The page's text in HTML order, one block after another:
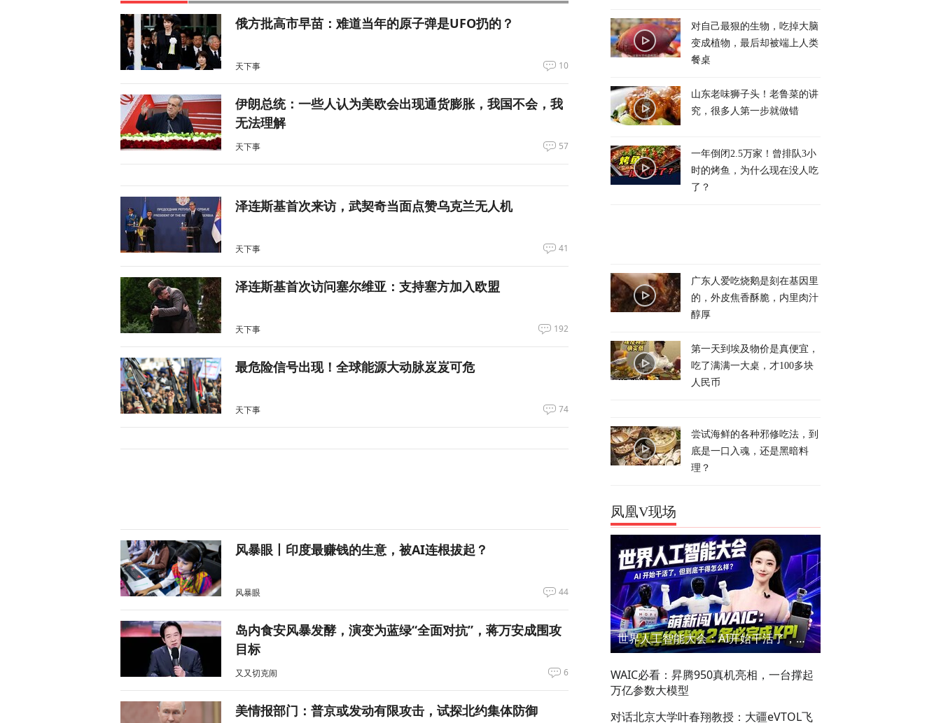
俄方批高市早苗：难道当年的原子弹是UFO扔的？
天下事 10
伊朗总统：一些人认为美欧会出现通货膨胀，我国不会，我
无法理解
天下事 57
泽连斯基首次来访，武契奇当面点赞乌克兰无人机
天下事 41
泽连斯基首次访问塞尔维亚：支持塞方加入欧盟
天下事 192
最危险信号出现！全球能源大动脉岌岌可危
天下事 74
风暴眼丨印度最赚钱的生意，被AI连根拔起？
风暴眼 44
岛内食安风暴发酵，演变为蓝绿“全面对抗”，蒋万安成围攻
目标
又又切克闹 6
美情报部门：普京或发动有限攻击，试探北约集体防御
对自己最狠的生物，吃掉大脑
变成植物，最后却被端上人类
餐桌
山东老味狮子头！老鲁菜的讲
究，很多人第一步就做错
一年倒闭2.5万家！曾排队3小
时的烤鱼，为什么现在没人吃
了？
广东人爱吃烧鹅是刻在基因里
的，外皮焦香酥脆，内里肉汁
醇厚
第一天到埃及物价是真便宜，
吃了满满一大桌，才100多块
人民币
尝试海鲜的各种邪修吃法，到
底是一口入魂，还是黑暗料
理？
凤凰V现场
世界人工智能大会：AI开始干活了，但到底干的怎么样？萌新闯WAIC
WAIC必看：昇腾950真机亮相，一台撑起
万亿参数大模型
对话北京大学叶春翔教授：大疆eVTOL飞